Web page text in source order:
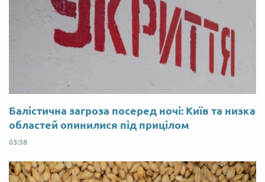
Балістична загроза посеред ночі: Київ та низка
областей опинилися під прицілом
03:58